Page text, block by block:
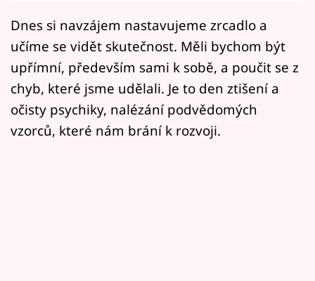
Mámy sobě
Přihlášení
Sledujte nás
Dnes si navzájem nastavujeme zrcadlo a
učíme se vidět skutečnost. Měli bychom být
upřímní, především sami k sobě, a poučit se z
chyb, které jsme udělali. Je to den ztišení a
očisty psychiky, nalézání podvědomých
vzorců, které nám brání k rozvoji.